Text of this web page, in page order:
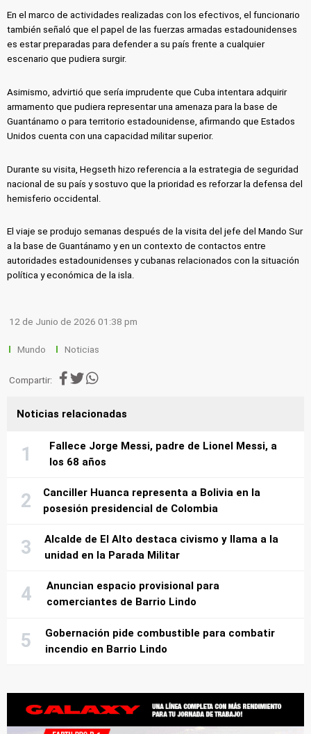
En el marco de actividades realizadas con los efectivos, el funcionario
también señaló que el papel de las fuerzas armadas estadounidenses
es estar preparadas para defender a su país frente a cualquier
escenario que pudiera surgir.
Asimismo, advirtió que sería imprudente que Cuba intentara adquirir
armamento que pudiera representar una amenaza para la base de
Guantánamo o para territorio estadounidense, afirmando que Estados
Unidos cuenta con una capacidad militar superior.
Durante su visita, Hegseth hizo referencia a la estrategia de seguridad
nacional de su país y sostuvo que la prioridad es reforzar la defensa del
hemisferio occidental.
El viaje se produjo semanas después de la visita del jefe del Mando Sur
a la base de Guantánamo y en un contexto de contactos entre
autoridades estadounidenses y cubanas relacionados con la situación
política y económica de la isla.
12 de Junio de 2026 01:38 pm
Mundo Noticias
Compartir:
Noticias relacionadas
Fallece Jorge Messi, padre de Lionel Messi, a
los 68 años
Canciller Huanca representa a Bolivia en la
posesión presidencial de Colombia
Alcalde de El Alto destaca civismo y llama a la
unidad en la Parada Militar
Anuncian espacio provisional para
comerciantes de Barrio Lindo
Gobernación pide combustible para combatir
incendio en Barrio Lindo